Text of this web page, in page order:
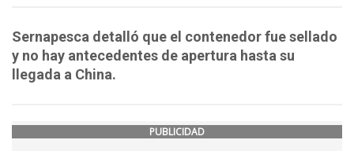
Sernapesca detalló que el contenedor fue sellado
y no hay antecedentes de apertura hasta su
llegada a China.
PUBLICIDAD